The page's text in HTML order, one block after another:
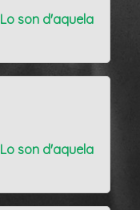
Lo son d'aquela
Lo son d'aquela